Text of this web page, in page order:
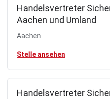
Handelsvertreter
Aachen und Umland
Aachen
Stelle ansehen
Handelsvertreter